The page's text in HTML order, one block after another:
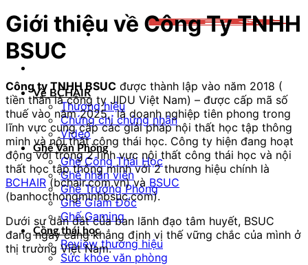
Về BCHAIR
Thương hiệu
Chứng chỉ chứng nhận
Video
Ghế Văn Phòng
Ghế Công Thái Học
Ghế nhân viên
Ghế Trưởng Phòng
Ghế Giám Đốc
Ghế Gaming
Công thái học
Review thương hiệu
Sức khỏe văn phòng
Giới thiệu về Công Ty TNHH
BSUC
Công ty TNHH BSUC được thành lập vào năm 2018 (
tiền thân là công ty JIDU Việt Nam) – được cấp mã số
thuế vào năm 2025, là doanh nghiệp tiên phong trong
lĩnh vực cung cấp các giải pháp nội thất học tập thông
minh và nội thất công thái học. Công ty hiện đang hoạt
động với trong 2 lĩnh vực nội thất công thái học và nội
thất học tập thông minh với 2 thương hiệu chính là
BCHAIR (bchair.com.vn) và BSUC
(banhocthongminhbsuc.com).
Dưới sự dẫn dắt của ban lãnh đạo tâm huyết, BSUC
đang ngày càng khẳng định vị thế vững chắc của mình ở
thị trường Việt Nam.